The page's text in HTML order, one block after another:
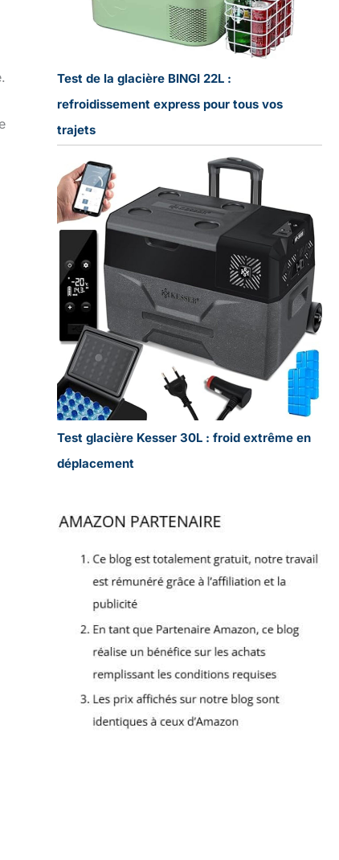
Test de la glacière BINGI 22L :
refroidissement express pour tous vos
trajets
Test glacière Kesser 30L : froid extrême en
déplacement